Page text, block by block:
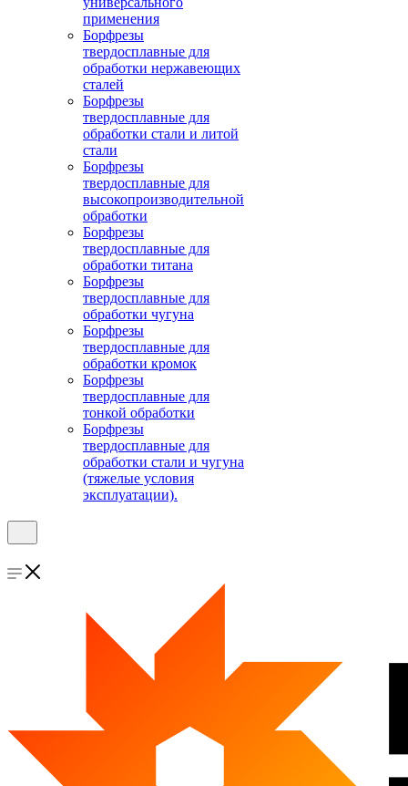
применения
Борфрезы
твердосплавные для
обработки нержавеющих
сталей
Борфрезы
твердосплавные для
обработки стали и литой
стали
Борфрезы
твердосплавные для
высокопроизводительной
обработки
Борфрезы
твердосплавные для
обработки титана
Борфрезы
твердосплавные для
обработки чугуна
Борфрезы
твердосплавные для
обработки кромок
Борфрезы
твердосплавные для
тонкой обработки
Борфрезы
твердосплавные для
обработки стали и чугуна
(тяжелые условия
эксплуатации).